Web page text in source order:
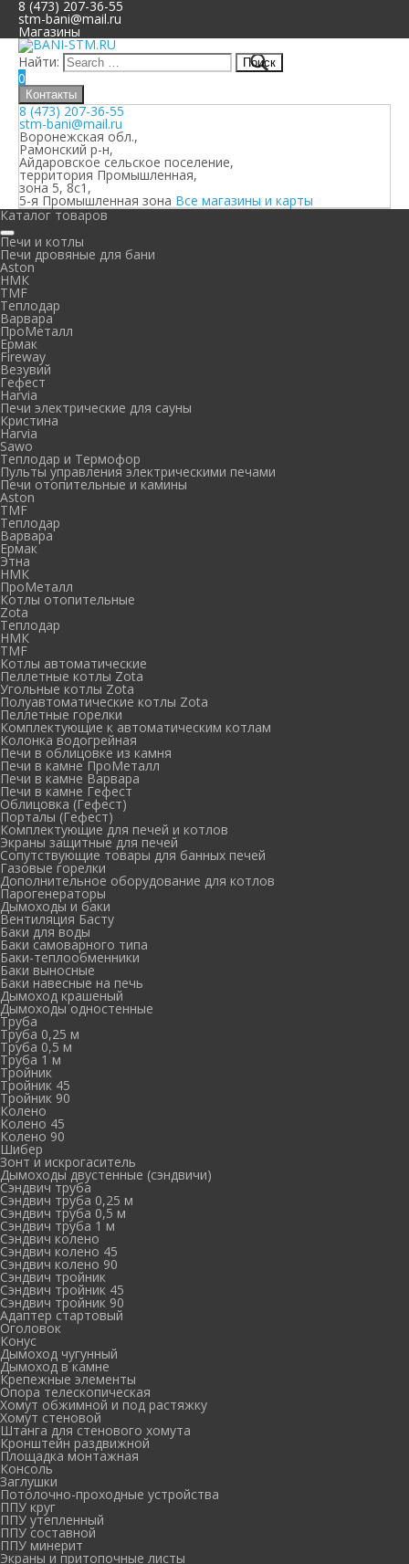
8 (473) 207-36-55
stm-bani@mail.ru
Магазины
Найти:
0
Контакты
8 (473) 207-36-55
stm-bani@mail.ru
Воронежская обл.,
Рамонский р-н,
Айдаровское сельское поселение,
территория Промышленная,
зона 5, 8с1,
5-я Промышленная зона Все магазины и карты
Каталог товаров
Печи и котлы
Печи дровяные для бани
Aston
НМК
TMF
Теплодар
Варвара
ПроМеталл
Ермак
Fireway
Везувий
Гефест
Harvia
Печи электрические для сауны
Кристина
Harvia
Sawo
Теплодар и Термофор
Пульты управления электрическими печами
Печи отопительные и камины
Aston
TMF
Теплодар
Варвара
Ермак
Этна
НМК
ПроМеталл
Котлы отопительные
Zota
Теплодар
НМК
TMF
Котлы автоматические
Пеллетные котлы Zota
Угольные котлы Zota
Полуавтоматические котлы Zota
Пеллетные горелки
Комплектующие к автоматическим котлам
Колонка водогрейная
Печи в облицовке из камня
Печи в камне ПроМеталл
Печи в камне Варвара
Печи в камне Гефест
Облицовка (Гефест)
Порталы (Гефест)
Комплектующие для печей и котлов
Экраны защитные для печей
Сопутствующие товары для банных печей
Газовые горелки
Дополнительное оборудование для котлов
Парогенераторы
Дымоходы и баки
Вентиляция Басту
Баки для воды
Баки самоварного типа
Баки-теплообменники
Баки выносные
Баки навесные на печь
Дымоход крашеный
Дымоходы одностенные
Труба
Труба 0,25 м
Труба 0,5 м
Труба 1 м
Тройник
Тройник 45
Тройник 90
Колено
Колено 45
Колено 90
Шибер
Зонт и искрогаситель
Дымоходы двустенные (сэндвичи)
Сэндвич труба
Сэндвич труба 0,25 м
Сэндвич труба 0,5 м
Сэндвич труба 1 м
Сэндвич колено
Сэндвич колено 45
Сэндвич колено 90
Сэндвич тройник
Сэндвич тройник 45
Сэндвич тройник 90
Адаптер стартовый
Оголовок
Конус
Дымоход чугунный
Дымоход в камне
Крепежные элементы
Опора телескопическая
Хомут обжимной и под растяжку
Хомут стеновой
Штанга для стенового хомута
Кронштейн раздвижной
Площадка монтажная
Консоль
Заглушки
Потолочно-проходные устройства
ППУ круг
ППУ утепленный
ППУ составной
ППУ минерит
Экраны и притопочные листы